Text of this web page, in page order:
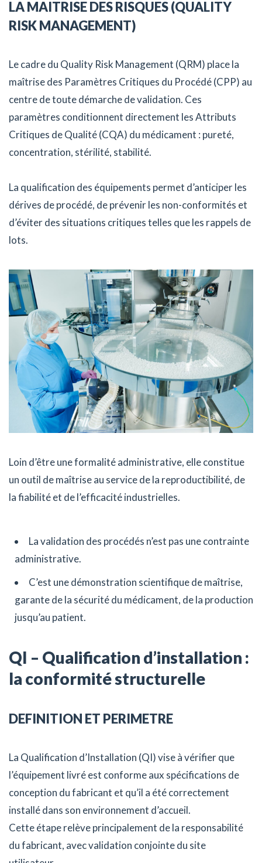
LA MAITRISE DES RISQUES (QUALITY
RISK MANAGEMENT)
Le cadre du Quality Risk Management (QRM) place la
maîtrise des Paramètres Critiques du Procédé (CPP) au
centre de toute démarche de validation. Ces
paramètres conditionnent directement les Attributs
Critiques de Qualité (CQA) du médicament : pureté,
concentration, stérilité, stabilité.
La qualification des équipements permet d’anticiper les
dérives de procédé, de prévenir les non-conformités et
d’éviter des situations critiques telles que les rappels de
lots.
Loin d’être une formalité administrative, elle constitue
un outil de maîtrise au service de la reproductibilité, de
la fiabilité et de l’efficacité industrielles.
La validation des procédés n’est pas une contrainte
administrative.
C’est une démonstration scientifique de maîtrise,
garante de la sécurité du médicament, de la production
jusqu’au patient.
QI – Qualification d’installation :
la conformité structurelle
DEFINITION ET PERIMETRE
La Qualification d’Installation (QI) vise à vérifier que
l’équipement livré est conforme aux spécifications de
conception du fabricant et qu’il a été correctement
installé dans son environnement d’accueil.
Cette étape relève principalement de la responsabilité
du fabricant, avec validation conjointe du site